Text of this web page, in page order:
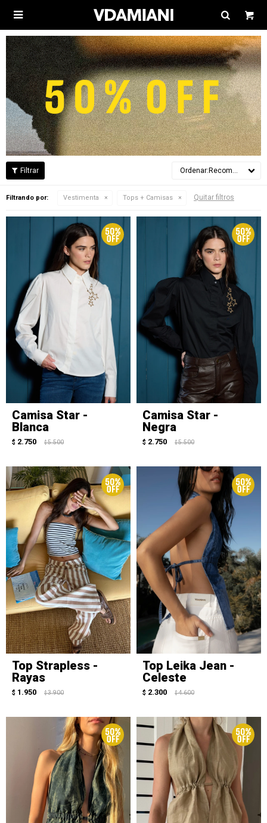

Recomendados
Filtrando por: Vestimenta Tops + Camisas Quitar filtros
Camisa Star -
Blanca
$ 2.750 $ 5.500
Camisa Star -
Negra
$ 2.750 $ 5.500
Top Strapless -
Rayas
$ 1.950 $ 3.900
Top Leika Jean -
Celeste
$ 2.300 $ 4.600